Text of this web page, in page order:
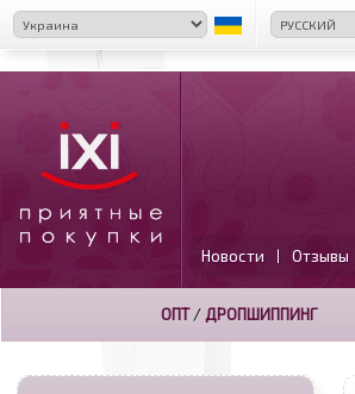
Новости | Отзывы
ОПТ/ ДРОПШИППИНГ